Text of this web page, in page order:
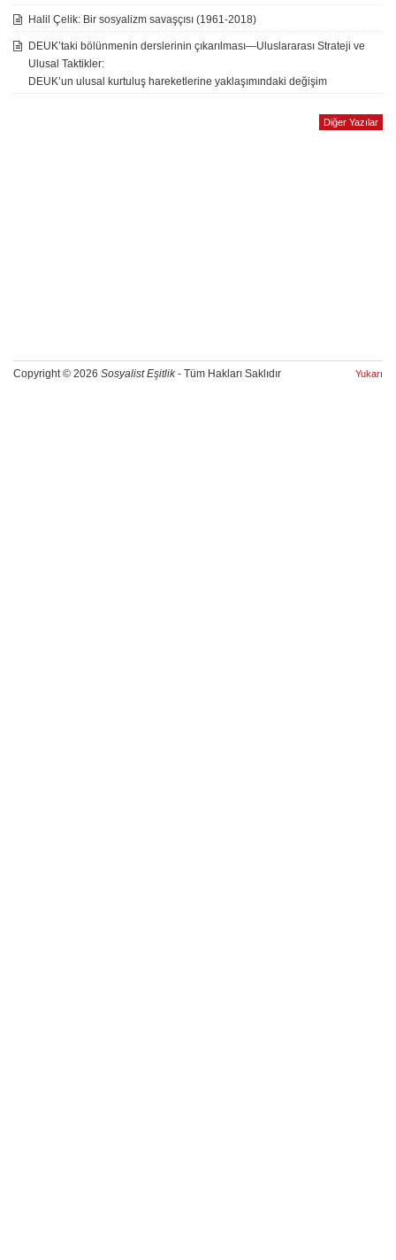
Halil Çelik: Bir sosyalizm savaşçısı (1961-2018)
DEUK’taki bölünmenin derslerinin çıkarılması—Uluslararası Strateji ve
Ulusal Taktikler:
DEUK’un ulusal kurtuluş hareketlerine yaklaşımındaki değişim
Diğer Yazılar
Copyright © 2026 Sosyalist Eşitlik- Tüm Hakları Saklıdır Yukarı